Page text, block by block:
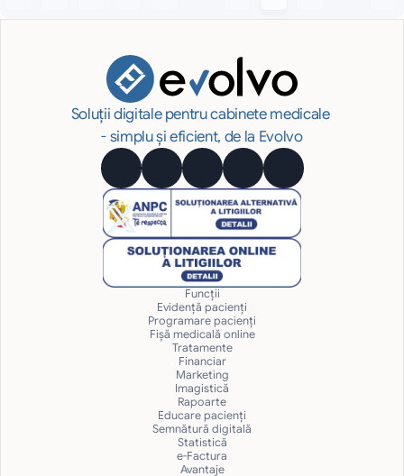
Soluții digitale pentru cabinete medicale
- simplu și eficient, de la Evolvo
Funcții
Evidență pacienți
Programare pacienți
Fișă medicală online
Tratamente
Financiar
Marketing
Imagistică
Rapoarte
Educare pacienți
Semnătură digitală
Statistică
e-Factura
Avantaje